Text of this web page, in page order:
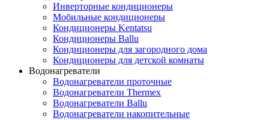
Инверторные кондиционеры
Мобильные кондиционеры
Кондиционеры Kentatsu
Кондиционеры Ballu
Кондиционеры для загородного дома
Кондиционеры для детской комнаты
Водонагреватели
Водонагреватели проточные
Водонагреватели Thermex
Водонагреватели Ballu
Водонагреватели накопительные